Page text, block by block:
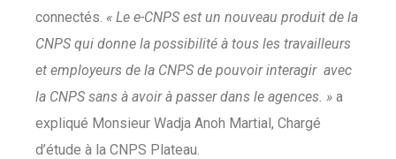
connectés. « Le e-CNPS est un nouveau produit de la
CNPS qui donne la possibilité à tous les travailleurs
et employeurs de la CNPS de pouvoir interagir avec
la CNPS sans à avoir à passer dans le agences. » a
expliqué Monsieur Wadja Anoh Martial, Chargé
d’étude à la CNPS Plateau.